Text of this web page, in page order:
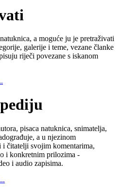
a moguće ju je pretraživati
galerije i teme, vezane članke
riječi povezane s iskanom
pisaca natuknica, snimatelja,
a u njezinom
čitatelji svojim komentarima,
i konkretnim prilozima -
i audio zapisima.